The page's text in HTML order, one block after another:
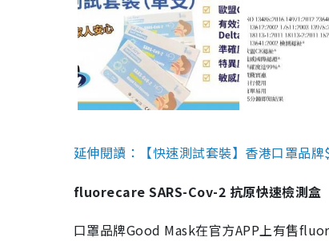
延伸閱讀：【快速測試套裝】香港口罩品
fluorecare SARS-Cov-2 抗原快速檢測盒
口罩品牌Good Mask在官方APP上有售